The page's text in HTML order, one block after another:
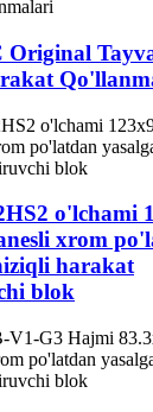
Original
o'lchami
xrom
harakat
blok